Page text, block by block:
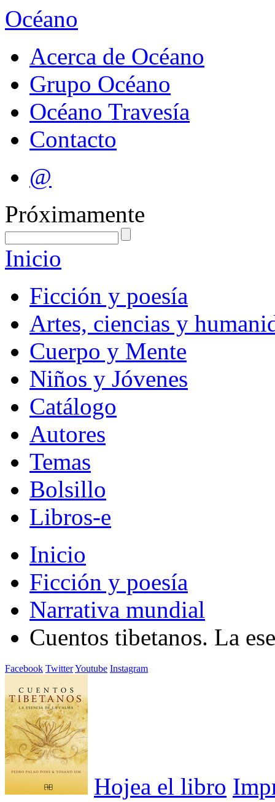
Océano
Acerca de Océano
Grupo Océano
Océano Travesía
Contacto
@
Próximamente
Inicio
Ficción y poesía
Artes, ciencias y
Cuerpo y Mente
Niños y Jóvenes
Catálogo
Autores
Temas
Bolsillo
Libros-e
Inicio
Ficción y poesía
Narrativa mundial
Cuentos tibetanos. La
Facebook TwitterYoutube Instagram
Hojea el libro